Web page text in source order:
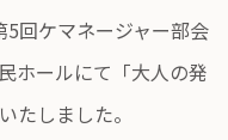
回ケマネージャー部会
ホールにて「大人の発
たしました。